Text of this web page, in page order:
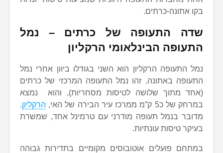
בקו אתונה-כרתים.
שדה התעופה של כרתים – נמל
התעופה הבינלאומי הרקליון
נמל התעופה הרקליון הוא השני בגודלו ביוון אחרי נמל
התעופה באתונה. זהו נמל התעופה המרכזי של כרתים
(אחד מתוך שלושה לטיסות מסחריות), והוא נמצא
במרחק של כ5 ק”מ ממרכז עיר הבירה של האי,
הרקליון.
מדובר בנמל תעופה מודרני עם טרמינל אחד, שמשרת
בעיקר טיסות עונתיות.
במתחם פועלים אוטובוסים מקומיים בתדירות גבוהה